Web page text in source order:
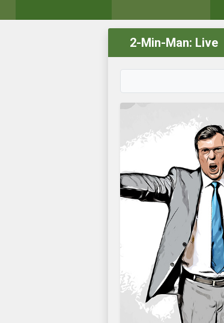
2-Min-Man: Live